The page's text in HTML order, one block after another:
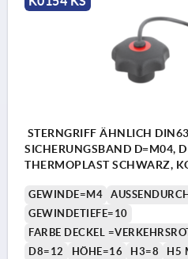
STERNGRIFF ÄHNLICH
SICHERUNGSBAND D=M04,
THERMOPLAST SCHWARZ,
GEWINDE=M4
GEWINDETIEFE=10
FARBE DECKEL
D8=12
HÖHE=16 H3=8 H5